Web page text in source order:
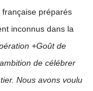
préparés
inconnus dans la
+Goût de
de célébrer
Nous avons voulu